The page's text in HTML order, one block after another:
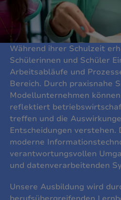
Während ihrer Schulzeit
Schülerinnen und Schüler
Arbeitsabläufe und
Bereich. Durch praxisnahe
Modellunternehmen
reflektiert
treffen und die
Entscheidungen verstehen.
moderne
verantwortungsvollen
und datenverarbeitenden
Unsere Ausbildung wird